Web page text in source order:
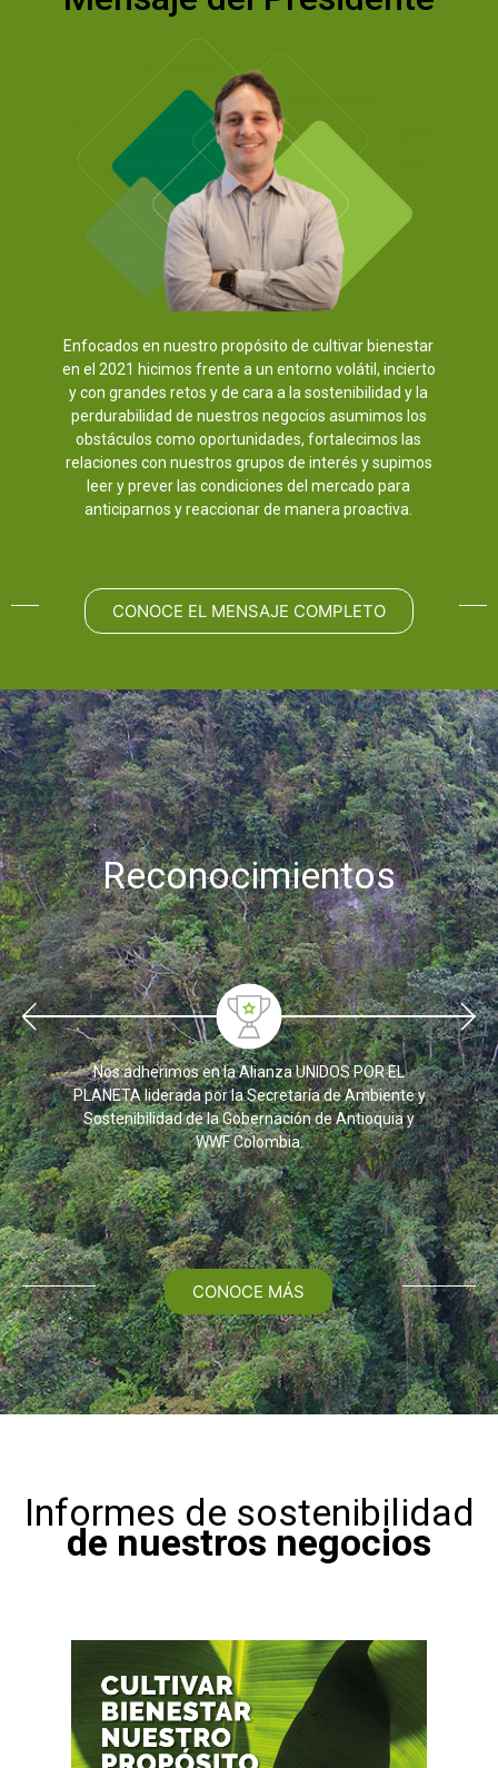
Enfocados en nuestro propósito de cultivar bienestar
en el 2021 hicimos frente a un entorno volátil, incierto
y con grandes retos y de cara a la sostenibilidad y la
perdurabilidad de nuestros negocios asumimos los
obstáculos como oportunidades, fortalecimos las
relaciones con nuestros grupos de interés y supimos
leer y prever las condiciones del mercado para
anticiparnos y reaccionar de manera proactiva.
CONOCE EL MENSAJE COMPLETO
Reconocimientos
Nos adherimos en la Alianza UNIDOS POR EL
PLANETA liderada por la Secretaría de Ambiente y
Sostenibilidad de la Gobernación de Antioquia y
WWF Colombia.
CONOCE MÁS
Informes de sostenibilidad
de nuestros negocios